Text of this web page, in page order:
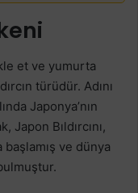
et ve yumurta
türüdür. Adını
Japonya’nın
Japon Bıldırcını,
başlamış ve dünya